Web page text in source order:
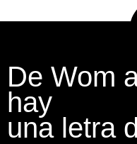
De Wom
hay
una letra